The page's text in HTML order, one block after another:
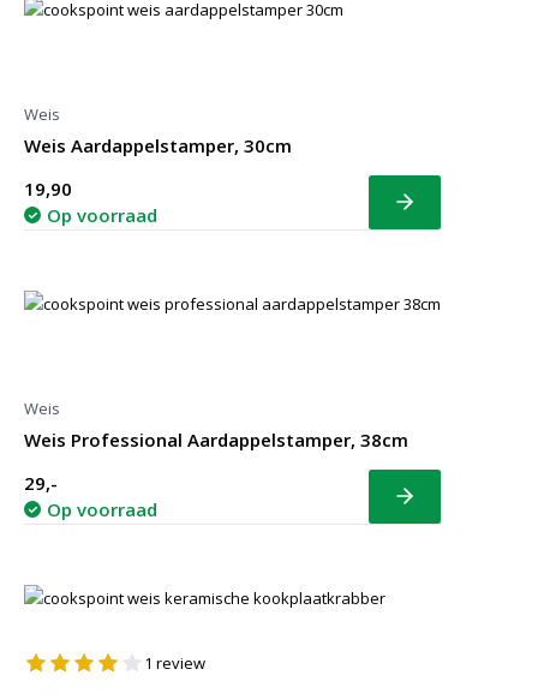
Weis
Weis Aardappelstamper, 30cm
19,90
Op voorraad
Bekijk
Weis
Weis Professional Aardappelstamper, 38cm
29,-
Op voorraad
Bekijk
1 review